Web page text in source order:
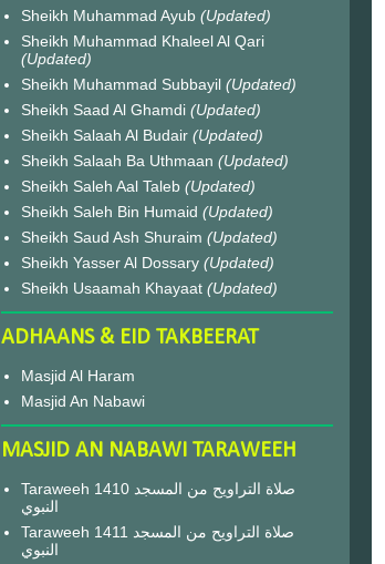
Sheikh Muhammad Ayub (Updated)
Sheikh Muhammad Khaleel Al Qari
(Updated)
Sheikh Muhammad Subbayil (Updated)
Sheikh Saad Al Ghamdi (Updated)
Sheikh Salaah Al Budair (Updated)
Sheikh Salaah Ba Uthmaan (Updated)
Sheikh Saleh Aal Taleb (Updated)
Sheikh Saleh Bin Humaid (Updated)
Sheikh Saud Ash Shuraim (Updated)
Sheikh Yasser Al Dossary (Updated)
Sheikh Usaamah Khayaat (Updated)
ADHAANS & EID TAKBEERAT
Masjid Al Haram
Masjid An Nabawi
MASJID AN NABAWI TARAWEEH
Taraweeh 1410 صلاة التراويح من المسجد
النبوي
Taraweeh 1411 صلاة التراويح من المسجد
النبوي